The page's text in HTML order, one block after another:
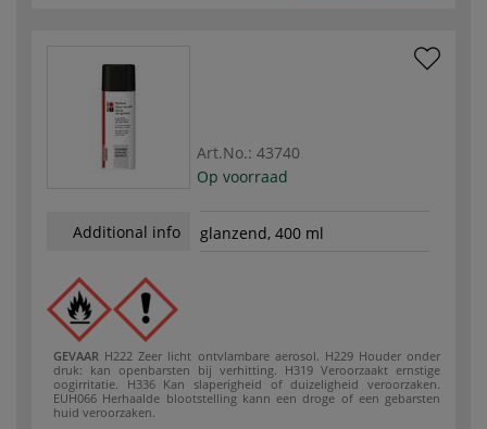
Art.No.: 43740
Op voorraad
Additional info glanzend, 400 ml
GEVAAR H222 Zeer licht ontvlambare aerosol. H229 Houder onder
druk: kan openbarsten bij verhitting. H319 Veroorzaakt ernstige
oogirritatie.
H336 Kan slaperigheid of duizeligheid veroorzaken.
EUH066 Herhaalde blootstelling kann een droge of een gebarsten
huid veroorzaken.